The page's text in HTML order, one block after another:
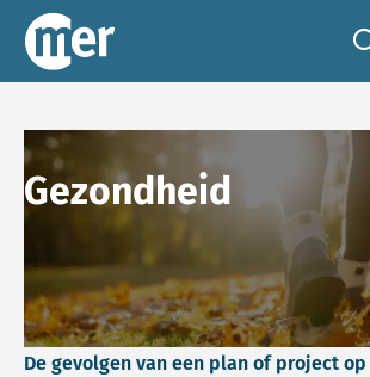
Commissie mer
Gezondheid
De gevolgen van een plan of project